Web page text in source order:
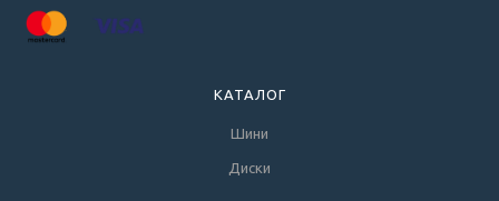
КАТАЛОГ
Шини
Диски